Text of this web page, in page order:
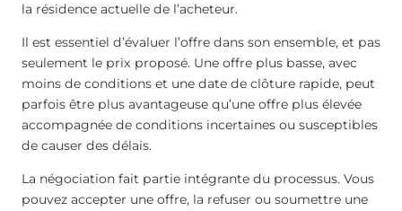
la résidence actuelle de l’acheteur.
Il est essentiel d’évaluer l’offre dans son ensemble, et pas
seulement le prix proposé. Une offre plus basse, avec
moins de conditions et une date de clôture rapide, peut
parfois être plus avantageuse qu’une offre plus élevée
accompagnée de conditions incertaines ou susceptibles
de causer des délais.
La négociation fait partie intégrante du processus. Vous
pouvez accepter une offre, la refuser ou soumettre une